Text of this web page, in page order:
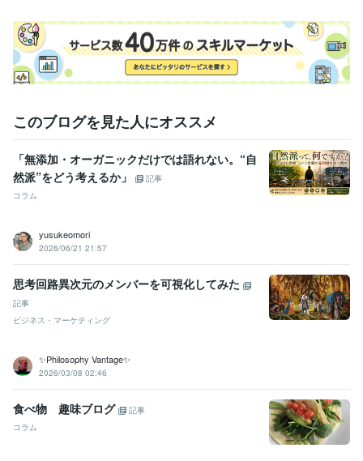
このブログを見た人にオススメ
「無添加・オーガニックだけでは語れない。“自
然派”をどう考えるか」
記事
コラム
yusukeomori
2026/06/21 21:57
思考回路異次元のメンバーを可視化してみた
記事
ビジネス・マーケティング
✨Philosophy Vantage✨
2026/03/08 02:46
食べ物 趣味ブログ
記事
コラム